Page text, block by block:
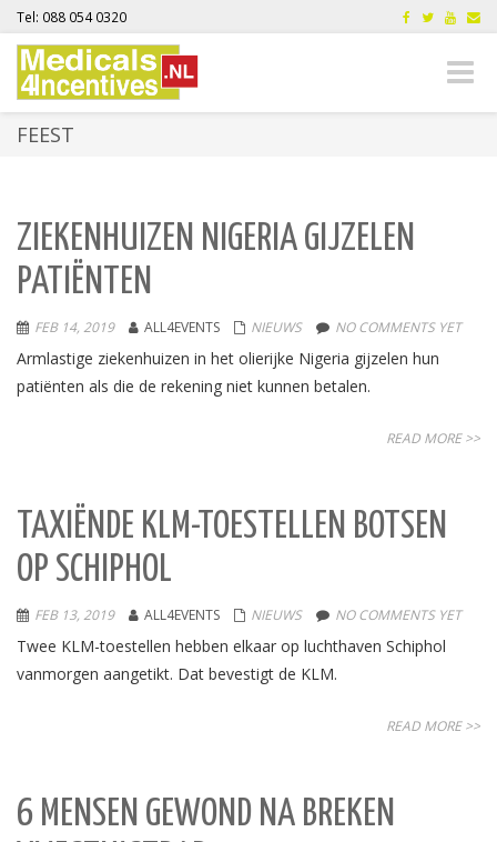
Tel: 088 054 0320
Toggle
FEEST
ZIEKENHUIZEN NIGERIA GIJZELEN
PATIËNTEN
FEB 14, 2019 ALL4EVENTS NIEUWS NO COMMENTS YET
Armlastige ziekenhuizen in het olierijke Nigeria gijzelen hun
patiënten als die de rekening niet kunnen betalen.
READ MORE >>
TAXIËNDE KLM-TOESTELLEN BOTSEN
OP SCHIPHOL
FEB 13, 2019 ALL4EVENTS NIEUWS NO COMMENTS YET
Twee KLM-toestellen hebben elkaar op luchthaven Schiphol
vanmorgen aangetikt. Dat bevestigt de KLM.
READ MORE >>
6 MENSEN GEWOND NA BREKEN